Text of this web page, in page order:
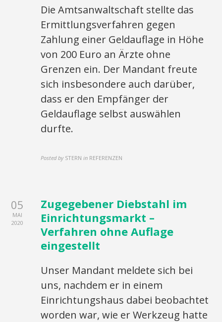
Die Amtsanwaltschaft stellte das
Ermittlungsverfahren gegen
Zahlung einer Geldauflage in Höhe
von 200 Euro an Ärzte ohne
Grenzen ein. Der Mandant freute
sich insbesondere auch darüber,
dass er den Empfänger der
Geldauflage selbst auswählen
durfte.
Posted by STERN in REFERENZEN
05
MAI
2020
Zugegebener Diebstahl im
Einrichtungsmarkt –
Verfahren ohne Auflage
eingestellt
Unser Mandant meldete sich bei
uns, nachdem er in einem
Einrichtungshaus dabei beobachtet
worden war, wie er Werkzeug hatte